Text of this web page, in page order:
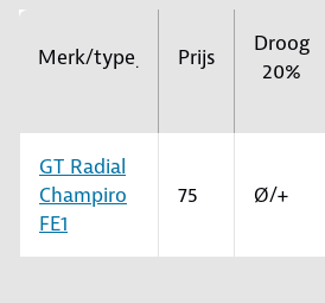
Merk/type. Prijs
Droog
20%
GT Radial
Champiro
FE1
75 Ø/+